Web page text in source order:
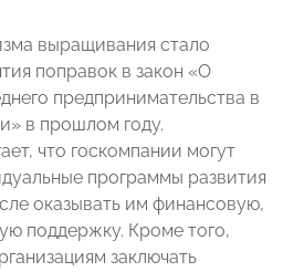
выращивания стало
поправок в закон «О
предпринимательства в
в прошлом году.
что госкомпании могут
программы развития
оказывать им финансовую,
поддержку. Кроме того,
заключать